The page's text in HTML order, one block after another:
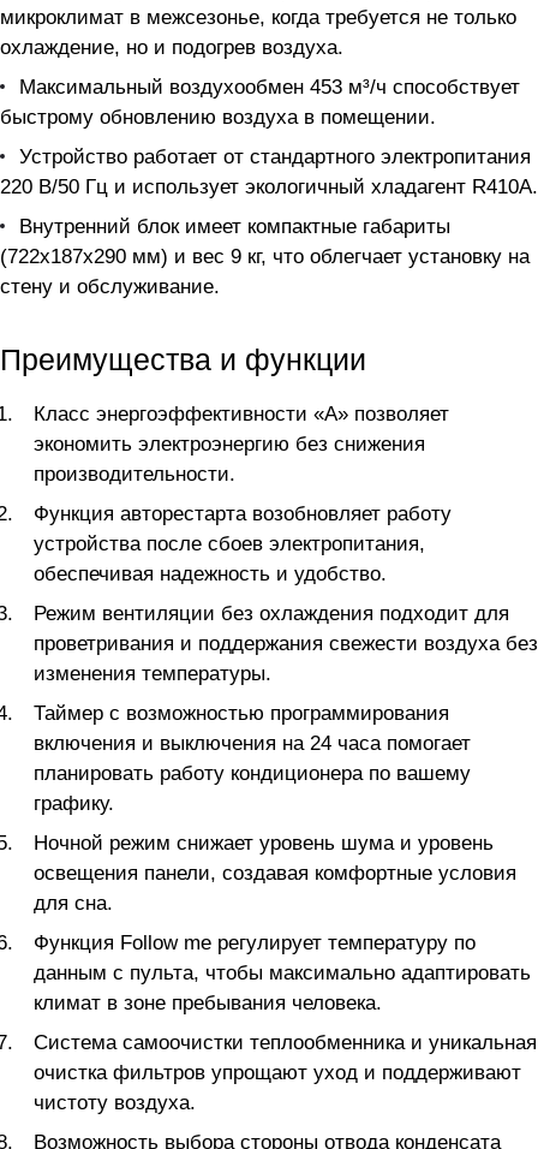
микроклимат в межсезонье, когда требуется не только
охлаждение, но и подогрев воздуха.
Максимальный воздухообмен 453 м³/ч способствует
быстрому обновлению воздуха в помещении.
Устройство работает от стандартного электропитания
220 В/50 Гц и использует экологичный хладагент R410A.
Внутренний блок имеет компактные габариты
(722x187x290 мм) и вес 9 кг, что облегчает установку на
стену и обслуживание.
Преимущества и функции
Класс энергоэффективности «А» позволяет
экономить электроэнергию без снижения
производительности.
Функция авторестарта возобновляет работу
устройства после сбоев электропитания,
обеспечивая надежность и удобство.
Режим вентиляции без охлаждения подходит для
проветривания и поддержания свежести воздуха без
изменения температуры.
Таймер с возможностью программирования
включения и выключения на 24 часа помогает
планировать работу кондиционера по вашему
графику.
Ночной режим снижает уровень шума и уровень
освещения панели, создавая комфортные условия
для сна.
Функция Follow me регулирует температуру по
данным с пульта, чтобы максимально адаптировать
климат в зоне пребывания человека.
Система самoочистки теплообменника и уникальная
очистка фильтров упрощают уход и поддерживают
чистоту воздуха.
Возможность выбора стороны отвода конденсата